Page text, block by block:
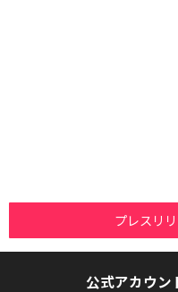
プレスリ
公式アカウン